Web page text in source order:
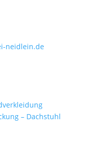
neidlein.de
– Dachstuhl